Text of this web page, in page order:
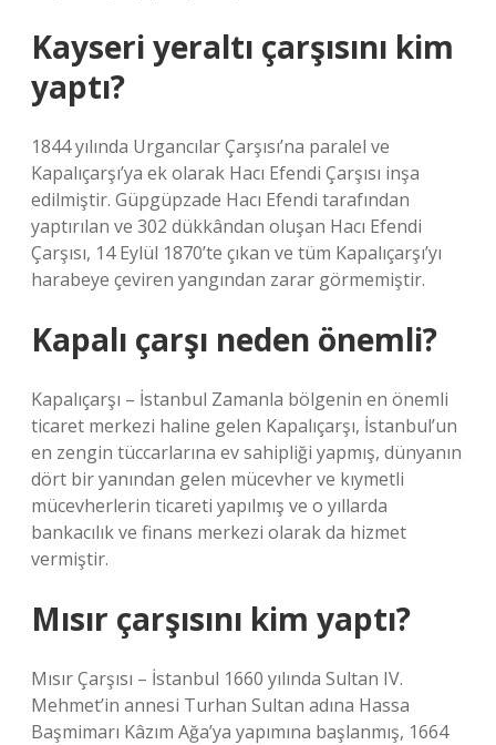
Kayseri yeraltı çarşısını kim
yaptı?
1844 yılında Urgancılar Çarşısı’na paralel ve
Kapalıçarşı’ya ek olarak Hacı Efendi Çarşısı inşa
edilmiştir. Güpgüpzade Hacı Efendi tarafından
yaptırılan ve 302 dükkândan oluşan Hacı Efendi
Çarşısı, 14 Eylül 1870’te çıkan ve tüm Kapalıçarşı’yı
harabeye çeviren yangından zarar görmemiştir.
Kapalı çarşı neden önemli?
Kapalıçarşı – İstanbul Zamanla bölgenin en önemli
ticaret merkezi haline gelen Kapalıçarşı, İstanbul’un
en zengin tüccarlarına ev sahipliği yapmış, dünyanın
dört bir yanından gelen mücevher ve kıymetli
mücevherlerin ticareti yapılmış ve o yıllarda
bankacılık ve finans merkezi olarak da hizmet
vermiştir.
Mısır çarşısını kim yaptı?
Mısır Çarşısı – İstanbul 1660 yılında Sultan IV.
Mehmet’in annesi Turhan Sultan adına Hassa
Başmimarı Kâzım Ağa’ya yapımına başlanmış, 1664